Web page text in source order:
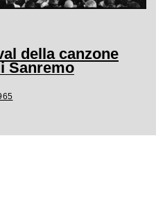
della canzone
Sanremo